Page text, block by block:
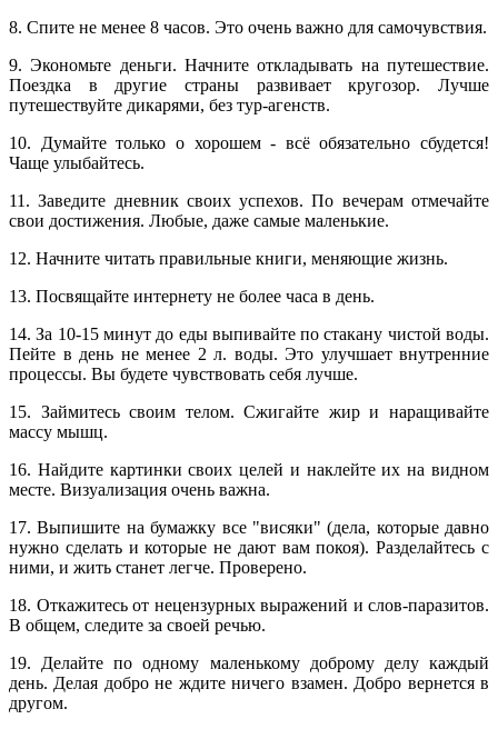
8. Спите не менее 8 часов. Это очень важно для самочувствия.
9. Экономьте деньги. Начните откладывать на путешествие.
Поездка в другие страны развивает кругозор. Лучше
путешествуйте дикарями, без тур-агенств.
10. Думайте только о хорошем - всё обязательно сбудется!
Чаще улыбайтесь.
11. Заведите дневник своих успехов. По вечерам отмечайте
свои достижения. Любые, даже самые маленькие.
12. Начните читать правильные книги, меняющие жизнь.
13. Посвящайте интернету не более часа в день.
14. За 10-15 минут до еды выпивайте по стакану чистой воды.
Пейте в день не менее 2 л. воды. Это улучшает внутренние
процессы. Вы будете чувствовать себя лучше.
15. Займитесь своим телом. Сжигайте жир и наращивайте
массу мышц.
16. Найдите картинки своих целей и наклейте их на видном
месте. Визуализация очень важна.
17. Выпишите на бумажку все "висяки" (дела, которые давно
нужно сделать и которые не дают вам покоя). Разделайтесь с
ними, и жить станет легче. Проверено.
18. Откажитесь от нецензурных выражений и слов-паразитов.
В общем, следите за своей речью.
19. Делайте по одному маленькому доброму делу каждый
день. Делая добро не ждите ничего взамен. Добро вернется в
другом.